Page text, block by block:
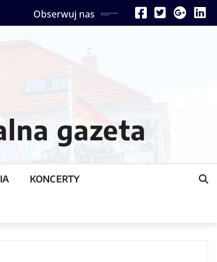
Obserwuj nas
gazeta
KONCERTY